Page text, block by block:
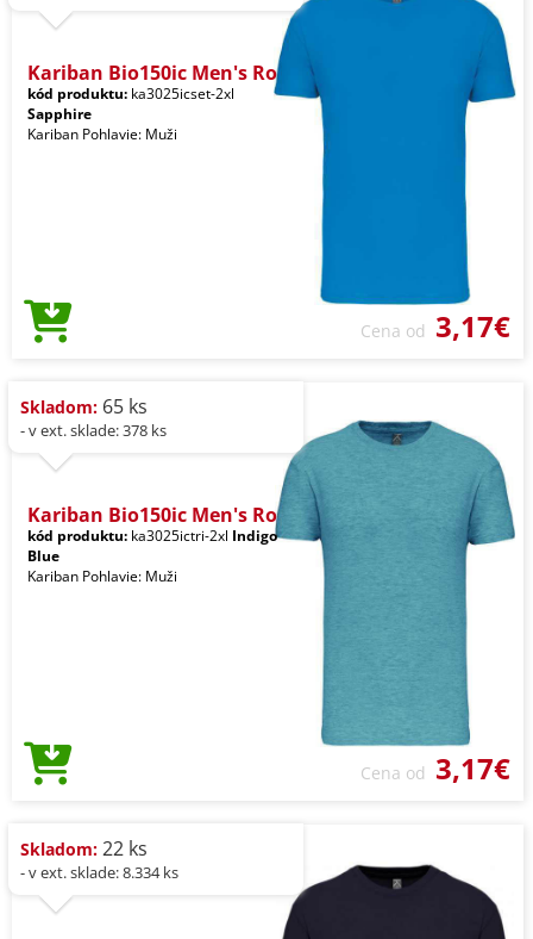
Kariban Bio150ic Men's Ro
kód produktu: ka3025icset-2xl
Sapphire
Kariban Pohlavie: Muži
Cena od 3,17€
Skladom: 65 ks
- v ext. sklade: 378 ks
Kariban Bio150ic Men's Ro
kód produktu: ka3025ictri-2xl Indigo
Blue
Kariban Pohlavie: Muži
Cena od 3,17€
Skladom: 22 ks
- v ext. sklade: 8.334 ks